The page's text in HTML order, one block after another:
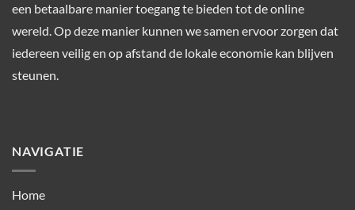
een betaalbare manier toegang te bieden tot de online
wereld. Op deze manier kunnen we samen ervoor zorgen dat
iedereen veilig en op afstand de lokale economie kan blijven
steunen.
NAVIGATIE
Home